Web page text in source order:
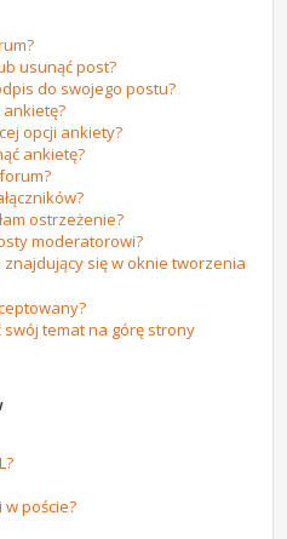
usunąć post?
do swojego postu?
opcji ankiety?
ankietę?
ostrzeżenie?
moderatorowi?
znajdujący się w oknie tworzenia
temat na górę strony
poście?